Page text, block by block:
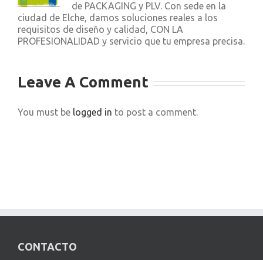
de PACKAGING y PLV. Con sede en la
ciudad de Elche, damos soluciones reales a los
requisitos de diseño y calidad, CON LA
PROFESIONALIDAD y servicio que tu empresa precisa.
Leave A Comment
You must be logged in to post a comment.
CONTACTO